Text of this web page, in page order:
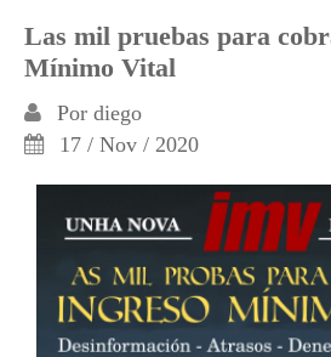
Las mil pruebas para
Mínimo Vital
Por diego
17 / Nov / 2020